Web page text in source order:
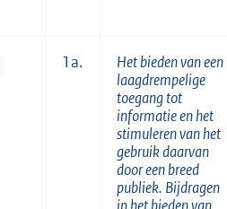
1a.
Het bieden van een
laagdrempelige
toegang tot
informatie en het
stimuleren van het
gebruik daarvan
door een breed
publiek. Bijdragen